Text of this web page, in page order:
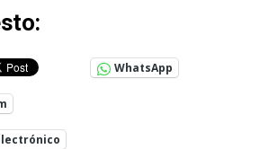
WhatsApp